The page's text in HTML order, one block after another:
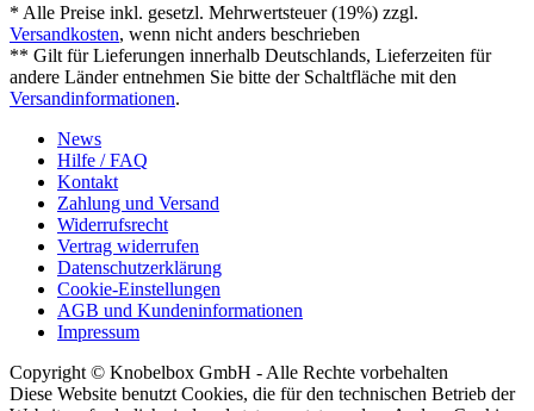
* Alle Preise inkl. gesetzl. Mehrwertsteuer (19%) zzgl.
Versandkosten, wenn nicht anders beschrieben
** Gilt für Lieferungen innerhalb Deutschlands, Lieferzeiten für
andere Länder entnehmen Sie bitte der Schaltfläche mit den
Versandinformationen.
News
Hilfe / FAQ
Kontakt
Zahlung und Versand
Widerrufsrecht
Vertrag widerrufen
Datenschutzerklärung
Cookie-Einstellungen
AGB und Kundeninformationen
Impressum
Copyright © Knobelbox GmbH - Alle Rechte vorbehalten
Diese Website benutzt Cookies, die für den technischen Betrieb der